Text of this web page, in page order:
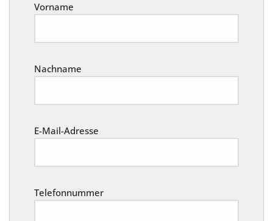
Vorname
Nachname
E-Mail-Adresse
Telefonnummer